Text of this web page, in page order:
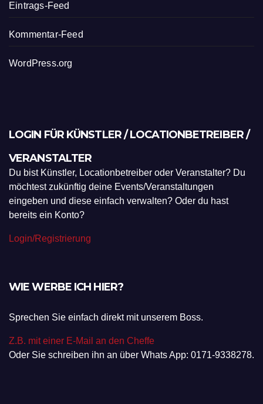
Eintrags-Feed
Kommentar-Feed
WordPress.org
LOGIN FÜR KÜNSTLER / LOCATIONBETREIBER /
VERANSTALTER
Du bist Künstler, Locationbetreiber oder Veranstalter? Du
möchtest zukünftig deine Events/Veranstaltungen
eingeben und diese einfach verwalten? Oder du hast
bereits ein Konto?
Login/Registrierung
WIE WERBE ICH HIER?
Sprechen Sie einfach direkt mit unserem Boss.
Z.B. mit einer E-Mail an den Cheffe
Oder Sie schreiben ihn an über Whats App: 0171-9338278.